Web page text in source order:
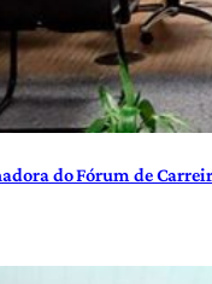
do Fórum de